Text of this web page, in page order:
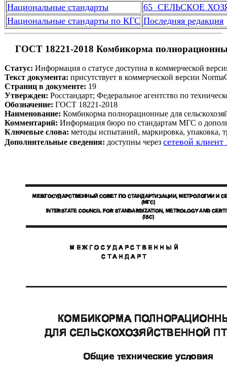
Национальные стандарты
65  СЕЛЬСКОЕ
Национальные стандарты по КГС Последняя редакция
ГОСТ 18221-2018 Комбикорма
Статус: Информация о статусе доступна в коммерческой
Текст документа: присутствует в коммерческой версии
Страниц в документе: 19
Утвержден: Росстандарт; Федеральное агентство по
Обозначение: ГОСТ 18221-2018
Наименование: Комбикорма полнорационные для
Комментарий: Информация бюро по стандартам МГС о
Ключевые слова: методы испытаний, маркировка, упаковка,
Дополнительные сведения: доступны через сетевой клиент